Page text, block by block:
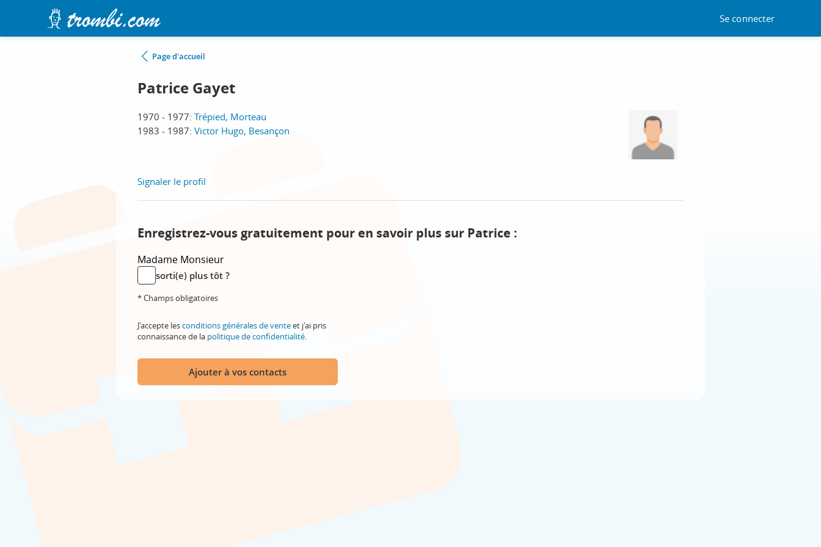
Se connecter
Page d'accueil
Patrice Gayet
1970 - 1977: Trépied, Morteau
1983 - 1987: Victor Hugo, Besançon
Signaler le profil
Enregistrez-vous gratuitement pour en savoir plus sur Patrice :
Madame Monsieur
sorti(e) plus tôt ?
* Champs obligatoires
J'accepte lesconditions générales de venteet j'ai pris
connaissance de la politique de confidentialité.
Ajouter à vos contacts